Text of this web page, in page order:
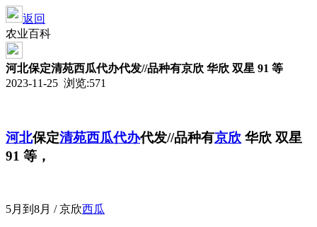
返回
农业百科
河北保定清苑西瓜代办代发//品种有京欣 华欣 双星 91 等
2023-11-25 浏览:571
河北保定清苑西瓜代办代发//品种有京欣 华欣 双星
91 等，
5月到8月 / 京欣西瓜